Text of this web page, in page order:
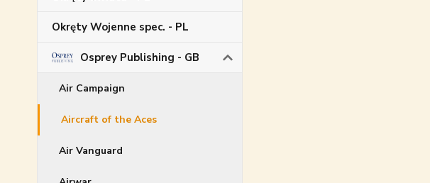
Okręty Wojenne spec. - PL
Osprey Publishing - GB
Air Campaign
Aircraft of the Aces
Air Vanguard